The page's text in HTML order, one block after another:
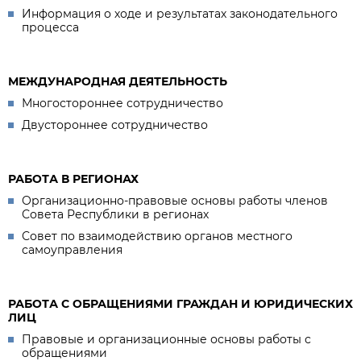
Информация о ходе и результатах законодательного
процесса
МЕЖДУНАРОДНАЯ ДЕЯТЕЛЬНОСТЬ
Многостороннее сотрудничество
Двустороннее сотрудничество
РАБОТА В РЕГИОНАХ
Организационно-правовые основы работы членов
Совета Республики в регионах
Совет по взаимодействию органов местного
самоуправления
РАБОТА С ОБРАЩЕНИЯМИ ГРАЖДАН И ЮРИДИЧЕСКИХ
ЛИЦ
Правовые и организационные основы работы с
обращениями